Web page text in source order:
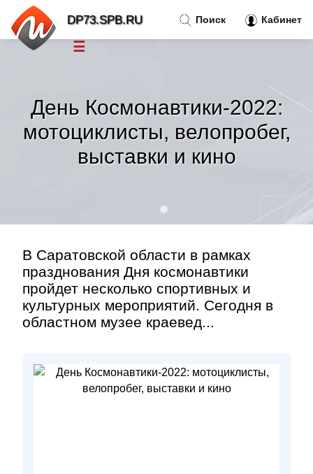
День Космонавтики-2022:
мотоциклисты, велопробег,
выставки и кино
В Саратовской области в рамках
празднования Дня космонавтики
пройдет несколько спортивных и
культурных мероприятий. Сегодня в
областном музее краевед...
Поиск Кабинет
DP73.SPB.RU
☰
Тренды новостей»